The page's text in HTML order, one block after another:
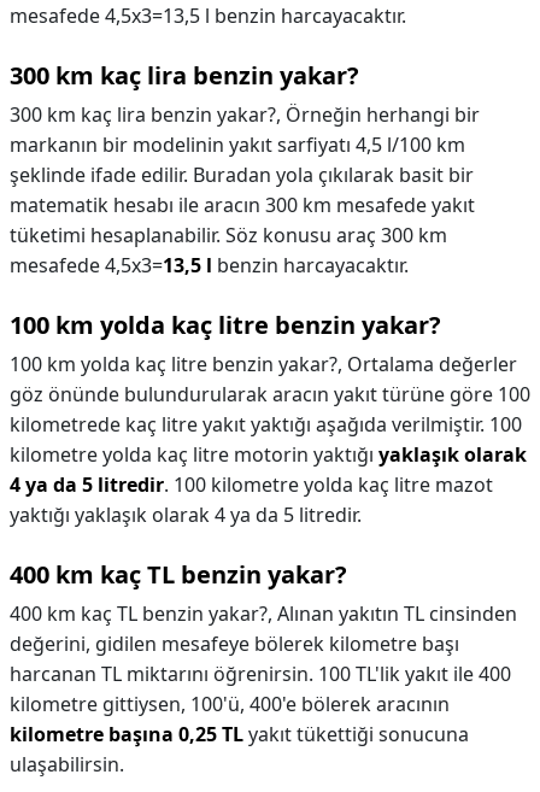
mesafede 4,5x3=13,5 l benzin harcayacaktır.
300 km kaç lira benzin yakar?
300 km kaç lira benzin yakar?, Örneğin herhangi bir
markanın bir modelinin yakıt sarfiyatı 4,5 l/100 km
şeklinde ifade edilir. Buradan yola çıkılarak basit bir
matematik hesabı ile aracın 300 km mesafede yakıt
tüketimi hesaplanabilir. Söz konusu araç 300 km
mesafede 4,5x3=13,5 l benzin harcayacaktır.
100 km yolda kaç litre benzin yakar?
100 km yolda kaç litre benzin yakar?, Ortalama değerler
göz önünde bulundurularak aracın yakıt türüne göre 100
kilometrede kaç litre yakıt yaktığı aşağıda verilmiştir. 100
kilometre yolda kaç litre motorin yaktığı yaklaşık olarak
4 ya da 5 litredir. 100 kilometre yolda kaç litre mazot
yaktığı yaklaşık olarak 4 ya da 5 litredir.
400 km kaç TL benzin yakar?
400 km kaç TL benzin yakar?, Alınan yakıtın TL cinsinden
değerini, gidilen mesafeye bölerek kilometre başı
harcanan TL miktarını öğrenirsin. 100 TL'lik yakıt ile 400
kilometre gittiysen, 100'ü, 400'e bölerek aracının
kilometre başına 0,25 TLyakıt tükettiği sonucuna
ulaşabilirsin.